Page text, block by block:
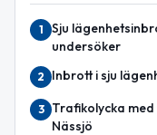
1
Sju
undersöker
2 Inbrott i sju
3
Trafikolycka
Nässjö